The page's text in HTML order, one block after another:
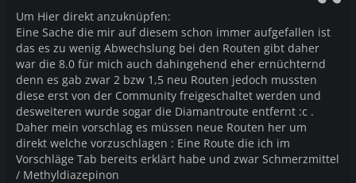
Um Hier direkt anzuknüpfen:
Eine Sache die mir auf diesem schon immer aufgefallen ist
das es zu wenig Abwechslung bei den Routen gibt daher
war die 8.0 für mich auch dahingehend eher ernüchternd
denn es gab zwar 2 bzw 1,5 neu Routen jedoch mussten
diese erst von der Community freigeschaltet werden und
desweiteren wurde sogar die Diamantroute entfernt :c .
Daher mein vorschlag es müssen neue Routen her um
direkt welche vorzuschlagen : Eine Route die ich im
Vorschläge Tab bereits erklärt habe und zwar Schmerzmittel
/ Methyldiazepinon